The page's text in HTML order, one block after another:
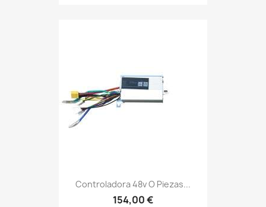
Controladora 48v O Piezas...
154,00 €